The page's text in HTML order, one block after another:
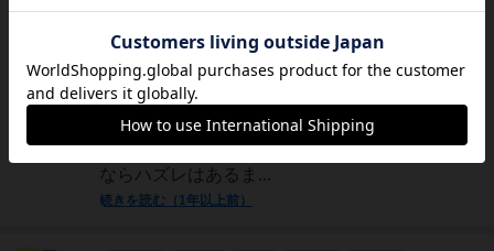
神秘的な土地を探検し、そこの不思議な住民た
ちとうまく交流することで勝利点を得るのがテ
ーマのカードゲーム。発表後の評価は高く、
2023年、2024年にミープルチョイス賞やゴー
ルデンギーク賞などにノミネートされ、フラン
スの年間ゲーム大賞を受賞しました。この評価
ならハズレはあるま...
続きを読む（1年以上前）